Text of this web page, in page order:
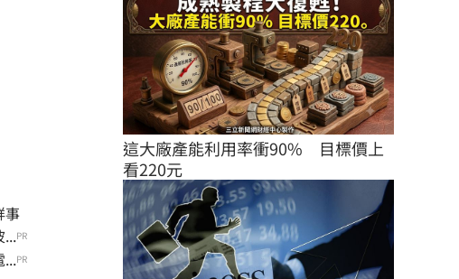
事
...PR
...PR
這大廠產能利用率衝90%　目標價上
看220元